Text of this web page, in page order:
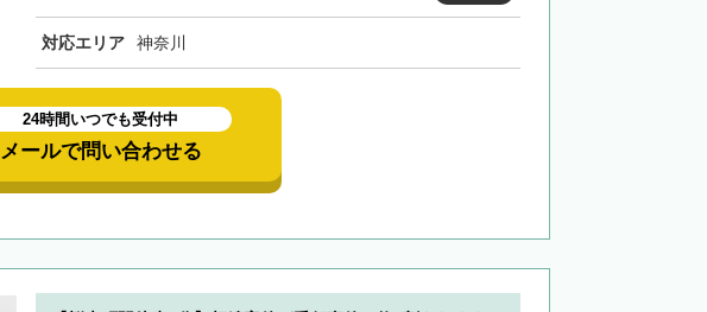
対応エリア 神奈川
24時間いつでも受付中
メールで問い合わせる